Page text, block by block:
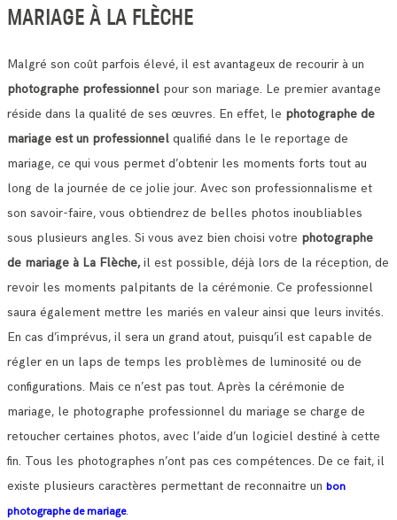
MARIAGE À LA FLÈCHE
Malgré son coût parfois élevé, il est avantageux de recourir à un
photographe professionnel pour son mariage. Le premier avantage
réside dans la qualité de ses œuvres. En effet, le photographe de
mariage est un professionnel qualifié dans le le reportage de
mariage, ce qui vous permet d’obtenir les moments forts tout au
long de la journée de ce jolie jour. Avec son professionnalisme et
son savoir-faire, vous obtiendrez de belles photos inoubliables
sous plusieurs angles. Si vous avez bien choisi votre photographe
de mariage à La Flèche,il est possible, déjà lors de la réception, de
revoir les moments palpitants de la cérémonie. Ce professionnel
saura également mettre les mariés en valeur ainsi que leurs invités.
En cas d’imprévus, il sera un grand atout, puisqu’il est capable de
régler en un laps de temps les problèmes de luminosité ou de
configurations. Mais ce n’est pas tout. Après la cérémonie de
mariage, le photographe professionnel du mariage se charge de
retoucher certaines photos, avec l’aide d’un logiciel destiné à cette
fin. Tous les photographes n’ont pas ces compétences. De ce fait, il
existe plusieurs caractères permettant de reconnaitre un bon
photographe de mariage.